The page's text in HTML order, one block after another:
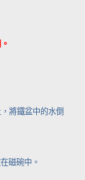
將鐵盆中的水倒
磁碗中。